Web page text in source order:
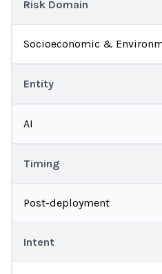
Risk Domain
Socioeconomic &
Entity
AI
Timing
Post-deployment
Intent